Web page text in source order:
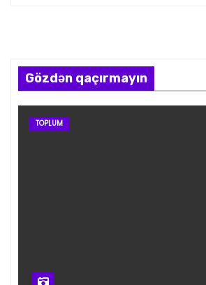
Gözdən qaçırmayın
TOPLUM